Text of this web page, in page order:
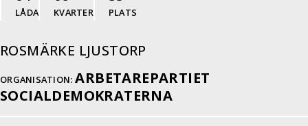
LÅDA KVARTER PLATS
ROSMÄRKE LJUSTORP
ORGANISATION: ARBETAREPARTIET
SOCIALDEMOKRATERNA